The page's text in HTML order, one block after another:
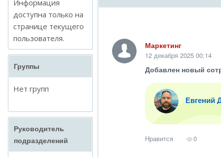
Информация
доступна только на
странице текущего
пользователя.
Группы
Нет групп
Руководитель
подразделений
Маркетинг
12 декабря 2025 00:14
Добавлен новый
Евгений
Нравится 0